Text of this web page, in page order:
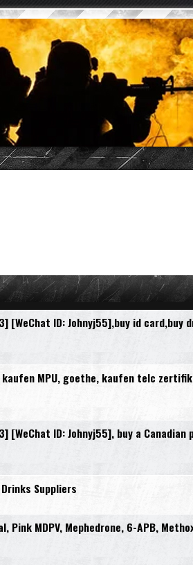
[WeChat ID: Johnyj55],buy id card,buy
MPU, goethe, kaufen telc
ID: Johnyj55], buy a Canadian
Suppliers
Pink MDPV, Mephedrone, 6-APB,